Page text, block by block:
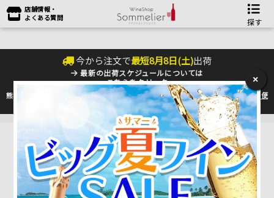
店舗情報・
よくある質問
探す
今から注文で最短8月8日(土)出荷
最新の出荷スケジュールについては
こちらをクリック
熊本地震の影響により九州への配送に遅れが生じております。最新情報は佐川急便
のHP
をご確認下さい。
×